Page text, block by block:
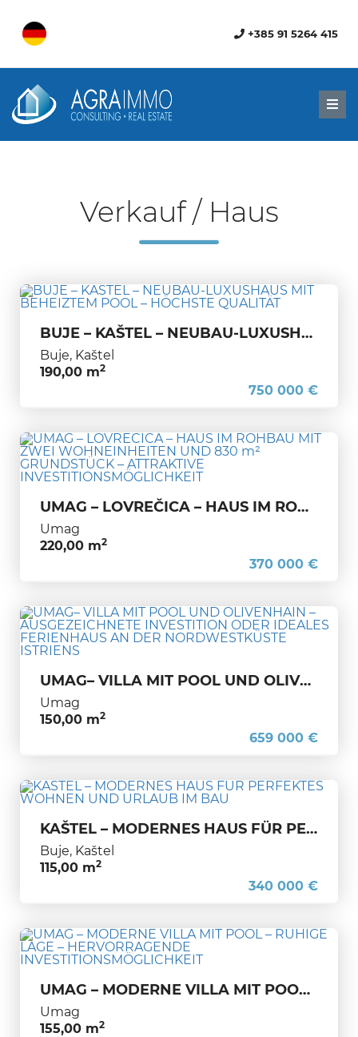
+385 91 5264 415
Verkauf / Haus
BUJE – KAŠTEL – NEUBAU-LUXUSHAUS MIT BEHEIZTEM POOL – HÖCHSTE QUALITÄT
Buje, Kaštel
190,00 m2
750 000 €
UMAG – LOVREČICA – HAUS IM ROHBAU MIT ZWEI WOHNEINHEITEN UND 830 m² GRUNDSTÜCK – ATTRAKTIVE INVESTITIONSMÖGLICHKEIT
Umag
220,00 m2
370 000 €
UMAG– VILLA MIT POOL UND OLIVENHAIN – AUSGEZEICHNETE INVESTITION ODER IDEALES FERIENHAUS AN DER NORDWESTKÜSTE ISTRIENS
Umag
150,00 m2
659 000 €
KAŠTEL – MODERNES HAUS FÜR PERFEKTES WOHNEN UND URLAUB IM BAU
Buje, Kaštel
115,00 m2
340 000 €
UMAG – MODERNE VILLA MIT POOL – RUHIGE LAGE – HERVORRAGENDE INVESTITIONSMÖGLICHKEIT
Umag
155,00 m2